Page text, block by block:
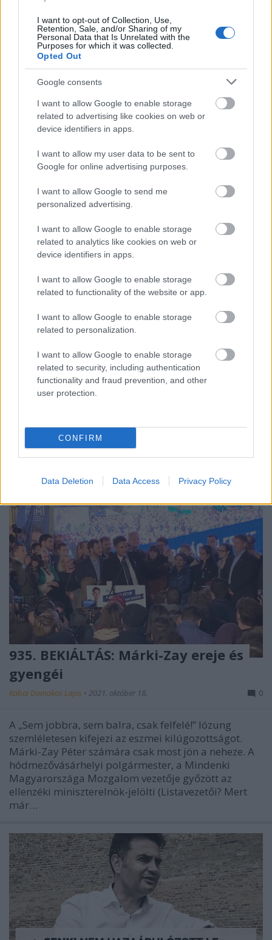
I want to opt-out of Collection, Use,
Retention, Sale, and/or Sharing of my
Personal Data that Is Unrelated with the
Purposes for which it was collected.
Opted Out
Google consents
I want to allow Google to enable storage
related to advertising like cookies on web or
device identifiers in apps.
I want to allow my user data to be sent to
Google for online advertising purposes.
I want to allow Google to send me
personalized advertising.
I want to allow Google to enable storage
related to analytics like cookies on web or
device identifiers in apps.
I want to allow Google to enable storage
related to functionality of the website or app.
I want to allow Google to enable storage
related to personalization.
I want to allow Google to enable storage
related to security, including authentication
functionality and fraud prevention, and other
user protection.
CONFIRM
Data Deletion Data Access Privacy Policy
Egyformán kudarcra van ítélve a Nyugathoz való
felzárkózás és a Kelethez hasonulás erőltetése.
„Putyin hasznos idiótája” címmel közölt
véleménycsokrot az Euronews, a február 1-jei orosz–
magyar csúcstalálkozó másnapján. A kiemelés
Dennis Radtke néppárti EP-képviselőtől származik,
aki a…
979.BEKIÁLTÁS: A NATO nem csak
véd, veszélyeztet is
A veterán amerikai diplomaták már évtizedekkel
ezelőtt óvtak Oroszország lekezelésétől. Két egymás
utáni napon, két ellenzéki politikus csúsztatását is
Szerződés Szervezetéhez (NATO) csatlakozásával,
illetve tagságával kapcsolatban. Ungár Péter, a…
935. BEKIÁLTÁS: Márki-Zay ereje és
gyengéi
Kabai Domokos Lajos • 2021. október 18. 0
A „Sem jobbra, sem balra, csak felfelé!” lózung
szemléletesen kifejezi az eszmei kilúgozottságot.
Márki-Zay Péter számára csak most jön a neheze. A
hódmezővásárhelyi polgármester, a Mindenki
Magyarországa Mozgalom vezetője győzött az
ellenzéki miniszterelnök-jelölti (Listavezetői? Mert
már…